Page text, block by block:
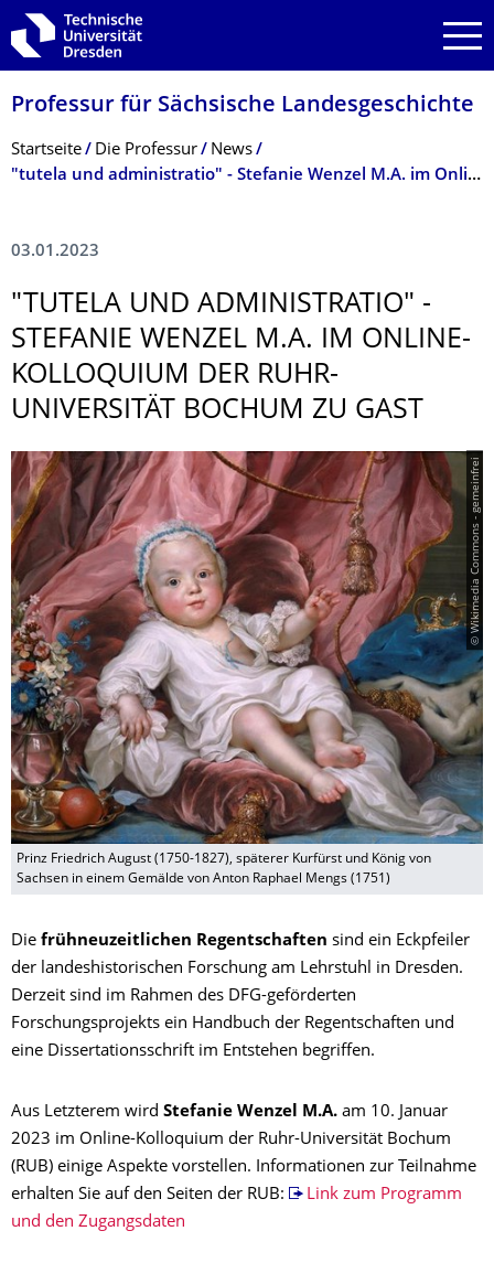
Zur Hauptnavigation springen
Zur Suche springen
Zum Inhalt springen
Professur für Sächsische Landesgeschichte
Breadcrumb-Menü
Startseite Die Professur
News
"tutela und administratio" - Stefanie Wenzel M.A. im Online-Kolloquium der Ruhr-Universität Bochum zu Gast
03.01.2023
"TUTELA UND ADMINISTRATIO" -
STEFANIE WENZEL M.A. IM ONLINE-
KOLLOQUIUM DER RUHR-
UNIVERSITÄT BOCHUM ZU GAST
© Wikimedia Commons - gemeinfrei
Prinz Friedrich August (1750-1827), späterer Kurfürst und König von
Sachsen in einem Gemälde von Anton Raphael Mengs (1751)
Die frühneuzeitlichen Regentschaften sind ein Eckpfeiler
der landeshistorischen Forschung am Lehrstuhl in Dresden.
Derzeit sind im Rahmen des DFG-geförderten
Forschungsprojekts ein Handbuch der Regentschaften und
eine Dissertationsschrift im Entstehen begriffen.
Aus Letzterem wird Stefanie Wenzel M.A. am 10. Januar
2023 im Online-Kolloquium der Ruhr-Universität Bochum
(RUB) einige Aspekte vorstellen. Informationen zur Teilnahme
erhalten Sie auf den Seiten der RUB:
Link zum Programm
und den Zugangsdaten